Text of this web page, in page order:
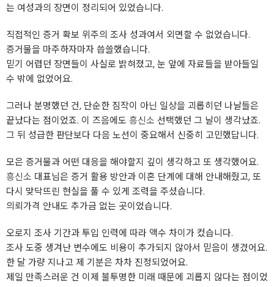
는 여성과의 장면이 정리되어 있었습니다.
직접적인 증거 확보 위주의 조사 성과여서 외면할 수 없었습니다.
증거물을 마주하자마자 씁쓸했습니다.
믿기 어렵던 장면들이 사실로 밝혀졌고, 눈 앞에 자료들을 받아들일
수 밖에 없었어요.
그러나 분명했던 건, 단순한 짐작이 아닌 일상을 괴롭히던 나날들은
끝났다는 점이었죠. 이 즈음에도 흥신소 선택했던 그 날이 생각났죠.
그 뒤 성급한 판단보다 다음 노선이 중요해서 신중히 고민했답니다.
모은 증거물과 어떤 대응을 해야할지 깊이 생각하고 또 생각했어요.
흥신소 대표님은 증거 활용 방안과 이혼 단계에 대해 안내해줬고, 또
다시 맞닥뜨린 현실을 풀 수 있게 조력을 주셨습니다.
의뢰가격 안내도 추가금 없는 곳이었습니다.
오로지 조사 기간과 투입 인력에 따라 액수 차이가 컸습니다.
조사 도중 생겨난 변수에도 비용이 추가되지 않아서 믿음이 생겼어요.
한 달 가량 지나고 제 기분은 차차 진정되었어요.
제일 만족스러운 건 이제 불투명한 미래 때문에 괴롭지 않다는 점이었